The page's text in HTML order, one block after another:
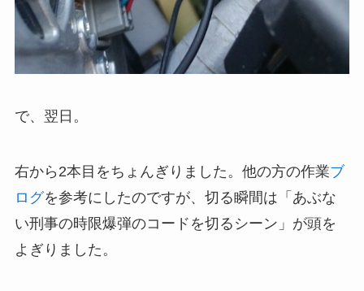
で、翌日。
右から2本目をちょんぎりました。他の方の作業ブ
ログを参考にしたのですが、切る瞬間は「あぶな
い刑事の時限爆弾のコードを切るシーン」が頭を
よぎりました。